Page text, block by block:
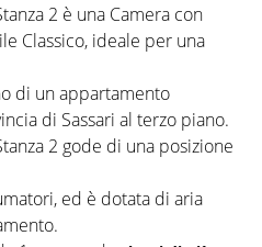
2 è una Camera con
Classico, ideale per una
di un appartamento
di Sassari al terzo piano.
2 gode di una posizione
ed è dotata di aria